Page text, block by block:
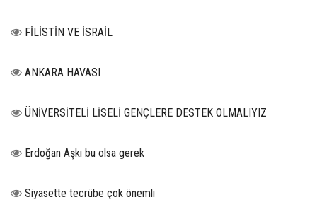
FİLİSTİN VE İSRAİL
ANKARA HAVASI
ÜNİVERSİTELİ LİSELİ GENÇLERE DESTEK OLMALIYIZ
Erdoğan Aşkı bu olsa gerek
Siyasette tecrübe çok önemli